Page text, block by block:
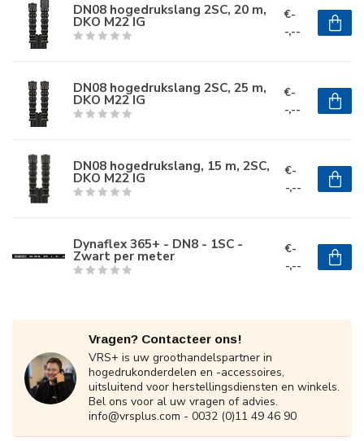
DN08 hogedrukslang 2SC, 20 m,
DKO M22 IG
€-
-,--
DN08 hogedrukslang 2SC, 25 m,
DKO M22 IG
€-
-,--
DN08 hogedrukslang, 15 m, 2SC,
DKO M22 IG
€-
-,--
Dynaflex 365+ - DN8 - 1SC -
Zwart per meter
€-
-,--
Vragen? Contacteer ons!
VRS+ is uw groothandelspartner in
hogedrukonderdelen en -accessoires,
uitsluitend voor herstellingsdiensten en winkels.
Bel ons voor al uw vragen of advies.
info@vrsplus.com - 0032 (0)11 49 46 90